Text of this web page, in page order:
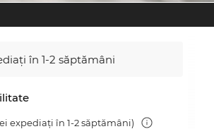
în 1-2 săptămâni
expediați în 1-2 săptămâni)